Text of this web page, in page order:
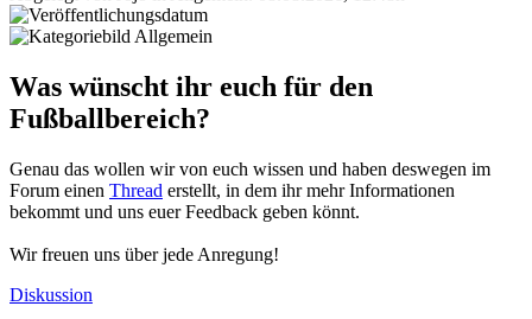
Was wünscht ihr euch für den
Fußballbereich?
Genau das wollen wir von euch wissen und haben deswegen im
Forum einen Thread erstellt, in dem ihr mehr Informationen
bekommt und uns euer Feedback geben könnt.
Wir freuen uns über jede Anregung!
Diskussion